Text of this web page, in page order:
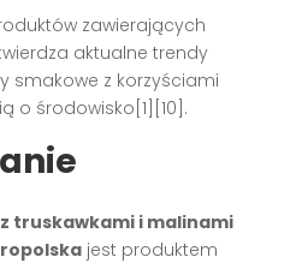
zawierających
aktualne trendy
smakowe z korzyściami
o środowisko[1][10].
truskawkami i malinami
jest produktem